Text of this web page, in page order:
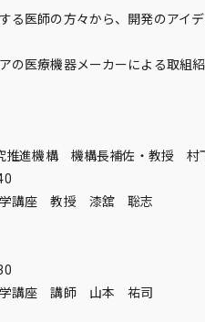
る医師の方々から、開発のアイ
の医療機器メーカーによる取組
究推進機構 機構長補佐・教授
学講座 教授 漆舘 聡志
学講座 講師 山本 祐司